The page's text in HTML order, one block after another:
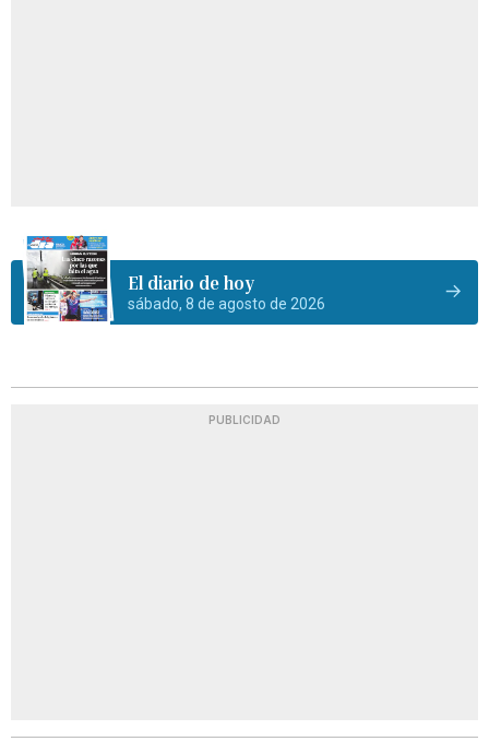
El diario de hoy
sábado, 8 de agosto de 2026
PUBLICIDAD